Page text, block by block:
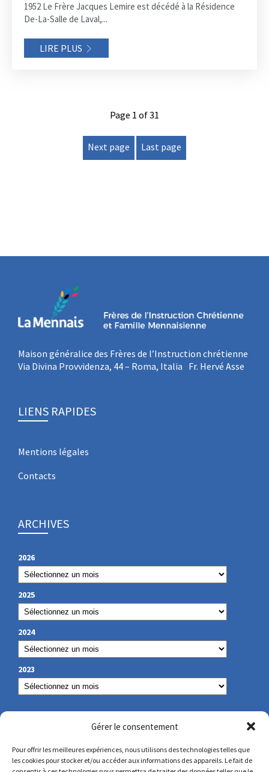
Gérer le consentement
Pour offrir les meilleures expériences, nous utilisons des technologies telles que
les cookies pour stocker et/ou accéder aux informations des appareils. Le fait de
1952 Le Frère Jacques Lemire est décédé à la Résidence
De-La-Salle de Laval,...
LIRE PLUS
Page 1 of 31
Next page Last page
Maison généralice des Frères de l’Instruction chrétienne
Via Divina Provvidenza, 44 – Roma, Italia Fr. Hervé Asse
LIENS RAPIDES
Mentions légales
Contacts
ARCHIVES
2026
2025
2024
2023
NOS COORDONNÉES
secretariat@lamennais.org